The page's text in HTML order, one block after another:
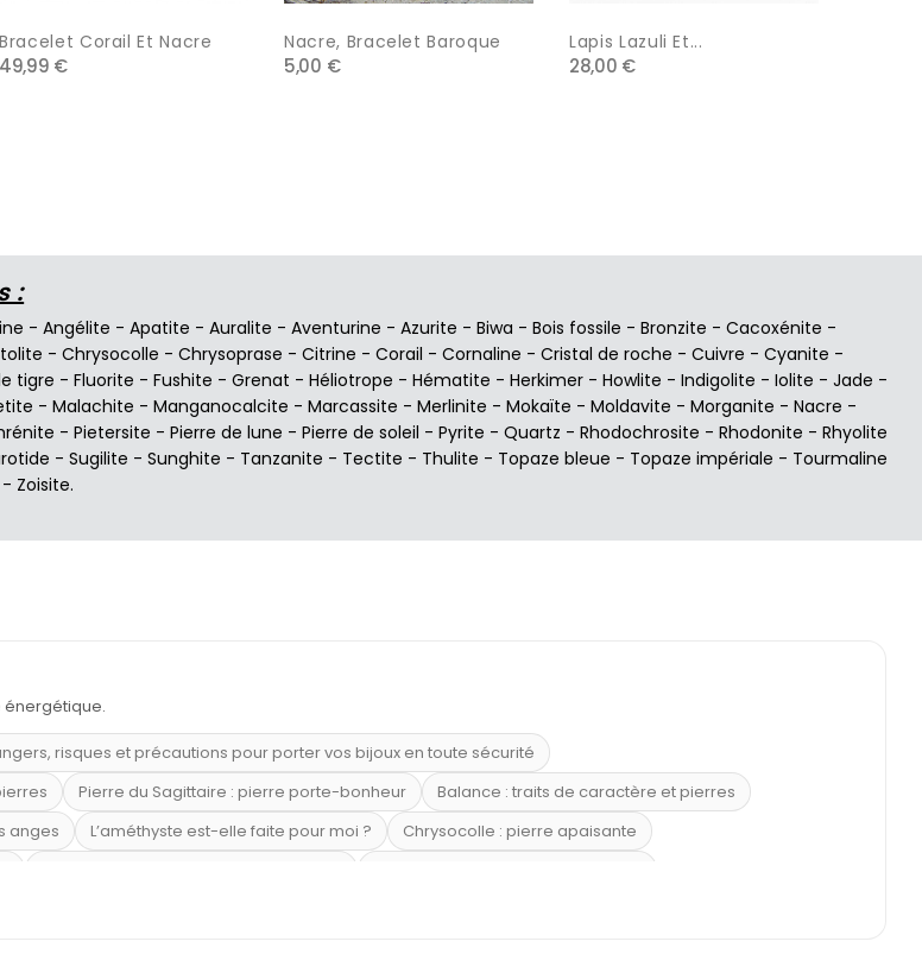
Bracelet Corail Et Nacre
49,99 €
Nacre, Bracelet Baroque
5,00 €
Lapis Lazuli Et...
28,00 €
:
- Angélite - Apatite - Auralite - Aventurine - Azurite - Biwa - Bois fossile - Bronzite - Cacoxénite -
- Chrysocolle - Chrysoprase - Citrine - Corail - Cornaline - Cristal de roche - Cuivre - Cyanite -
tigre - Fluorite - Fushite - Grenat - Héliotrope - Hématite - Herkimer - Howlite - Indigolite - Iolite - Jade -
- Malachite - Manganocalcite - Marcassite - Merlinite - Mokaïte - Moldavite - Morganite - Nacre -
- Pietersite - Pierre de lune - Pierre de soleil - Pyrite - Quartz - Rhodochrosite - Rhodonite - Rhyolite
- Sugilite - Sunghite - Tanzanite - Tectite - Thulite - Topaze bleue - Topaze impériale - Tourmaline
- Zoisite.
énergétique.
risques et précautions pour porter vos bijoux en toute sécurité
Pierre du Sagittaire : pierre porte-bonheur
Balance : traits de caractère et pierres
anges L’améthyste est-elle faite pour moi ?
Chrysocolle : pierre apaisante